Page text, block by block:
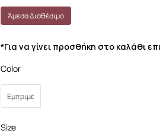
Άμεσα Διαθέσιμο
*Για να γίνει προσθήκη στο καλάθι
Color
Εμπριμέ
Size